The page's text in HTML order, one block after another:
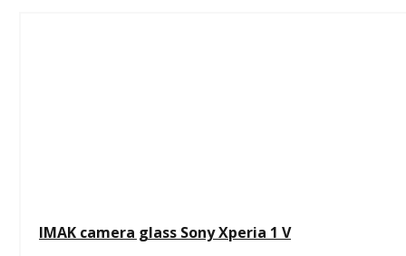
IMAK camera glass Sony Xperia 1 V